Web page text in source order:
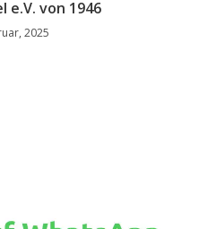
e.V. von 1946
2025